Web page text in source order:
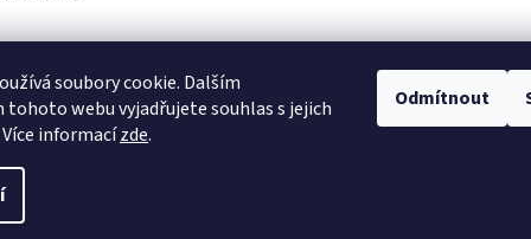
soubory cookie. Dalším
tohoto webu vyjadřujete souhlas s jejich
informacízde.
Odmítnout